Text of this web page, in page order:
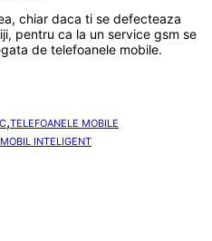
chiar daca ti se defecteaza
pentru ca la un service gsm se
de telefoanele mobile.
,TELEFOANELE MOBILE
INTELIGENT